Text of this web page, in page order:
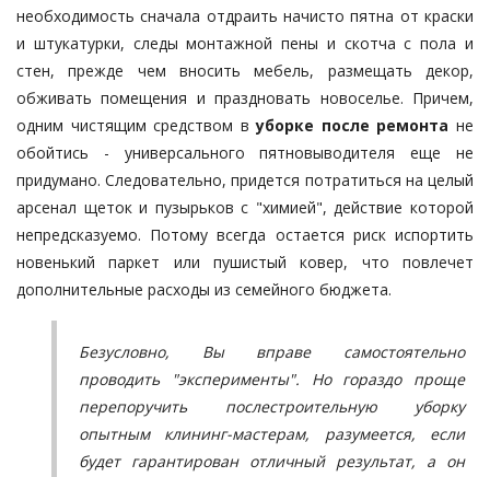
необходимость сначала отдраить начисто пятна от краски
и штукатурки, следы монтажной пены и скотча с пола и
стен, прежде чем вносить мебель, размещать декор,
обживать помещения и праздновать новоселье. Причем,
одним чистящим средством вуборке после ремонта не
обойтись - универсального пятновыводителя еще не
придумано. Следовательно, придется потратиться на целый
арсенал щеток и пузырьков с "химией", действие которой
непредсказуемо. Потому всегда остается риск испортить
новенький паркет или пушистый ковер, что повлечет
дополнительные расходы из семейного бюджета.
Безусловно, Вы вправе самостоятельно
проводить "эксперименты". Но гораздо проще
перепоручить послестроительную уборку
опытным клининг-мастерам, разумеется, если
будет гарантирован отличный результат, а он